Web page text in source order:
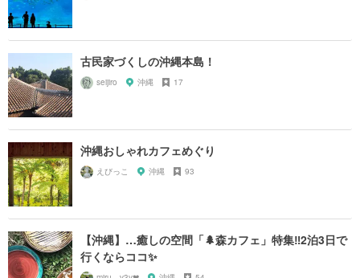
古民家づくしの沖縄本島！
seijiro 沖縄 17
沖縄おしゃれカフェめぐり
えびっこ 沖縄 93
【沖縄】…癒しの空間「🌲森カフェ」特集‼️2泊3日で
行くならココ✨